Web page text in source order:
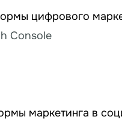
цифрового
Console
маркетинга в